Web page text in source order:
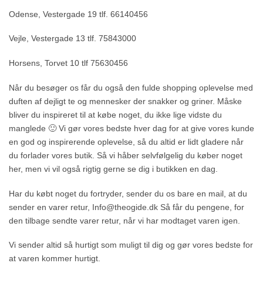
Odense, Vestergade 19 tlf. 66140456
Vejle, Vestergade 13 tlf. 75843000
Horsens, Torvet 10 tlf 75630456
Når du besøger os får du også den fulde shopping oplevelse med
duften af dejligt te og mennesker der snakker og griner. Måske
bliver du inspireret til at købe noget, du ikke lige vidste du
manglede 🙂 Vi gør vores bedste hver dag for at give vores kunde
en god og inspirerende oplevelse, så du altid er lidt gladere når
du forlader vores butik. Så vi håber selvfølgelig du køber noget
her, men vi vil også rigtig gerne se dig i butikken en dag.
Har du købt noget du fortryder, sender du os bare en mail, at du
sender en varer retur, Info@theogide.dk Så får du pengene, for
den tilbage sendte varer retur, når vi har modtaget varen igen.
Vi sender altid så hurtigt som muligt til dig og gør vores bedste for
at varen kommer hurtigt.